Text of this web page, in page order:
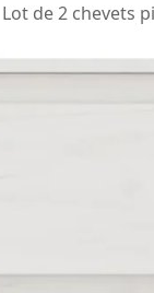
Lot de 2 chevets